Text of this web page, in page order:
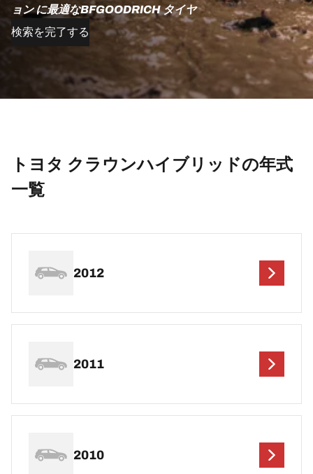
ョン に最適なBFGOODRICH タイヤ
検索を完了する
トヨタ クラウンハイブリッドの年式
一覧
2012
2011
2010